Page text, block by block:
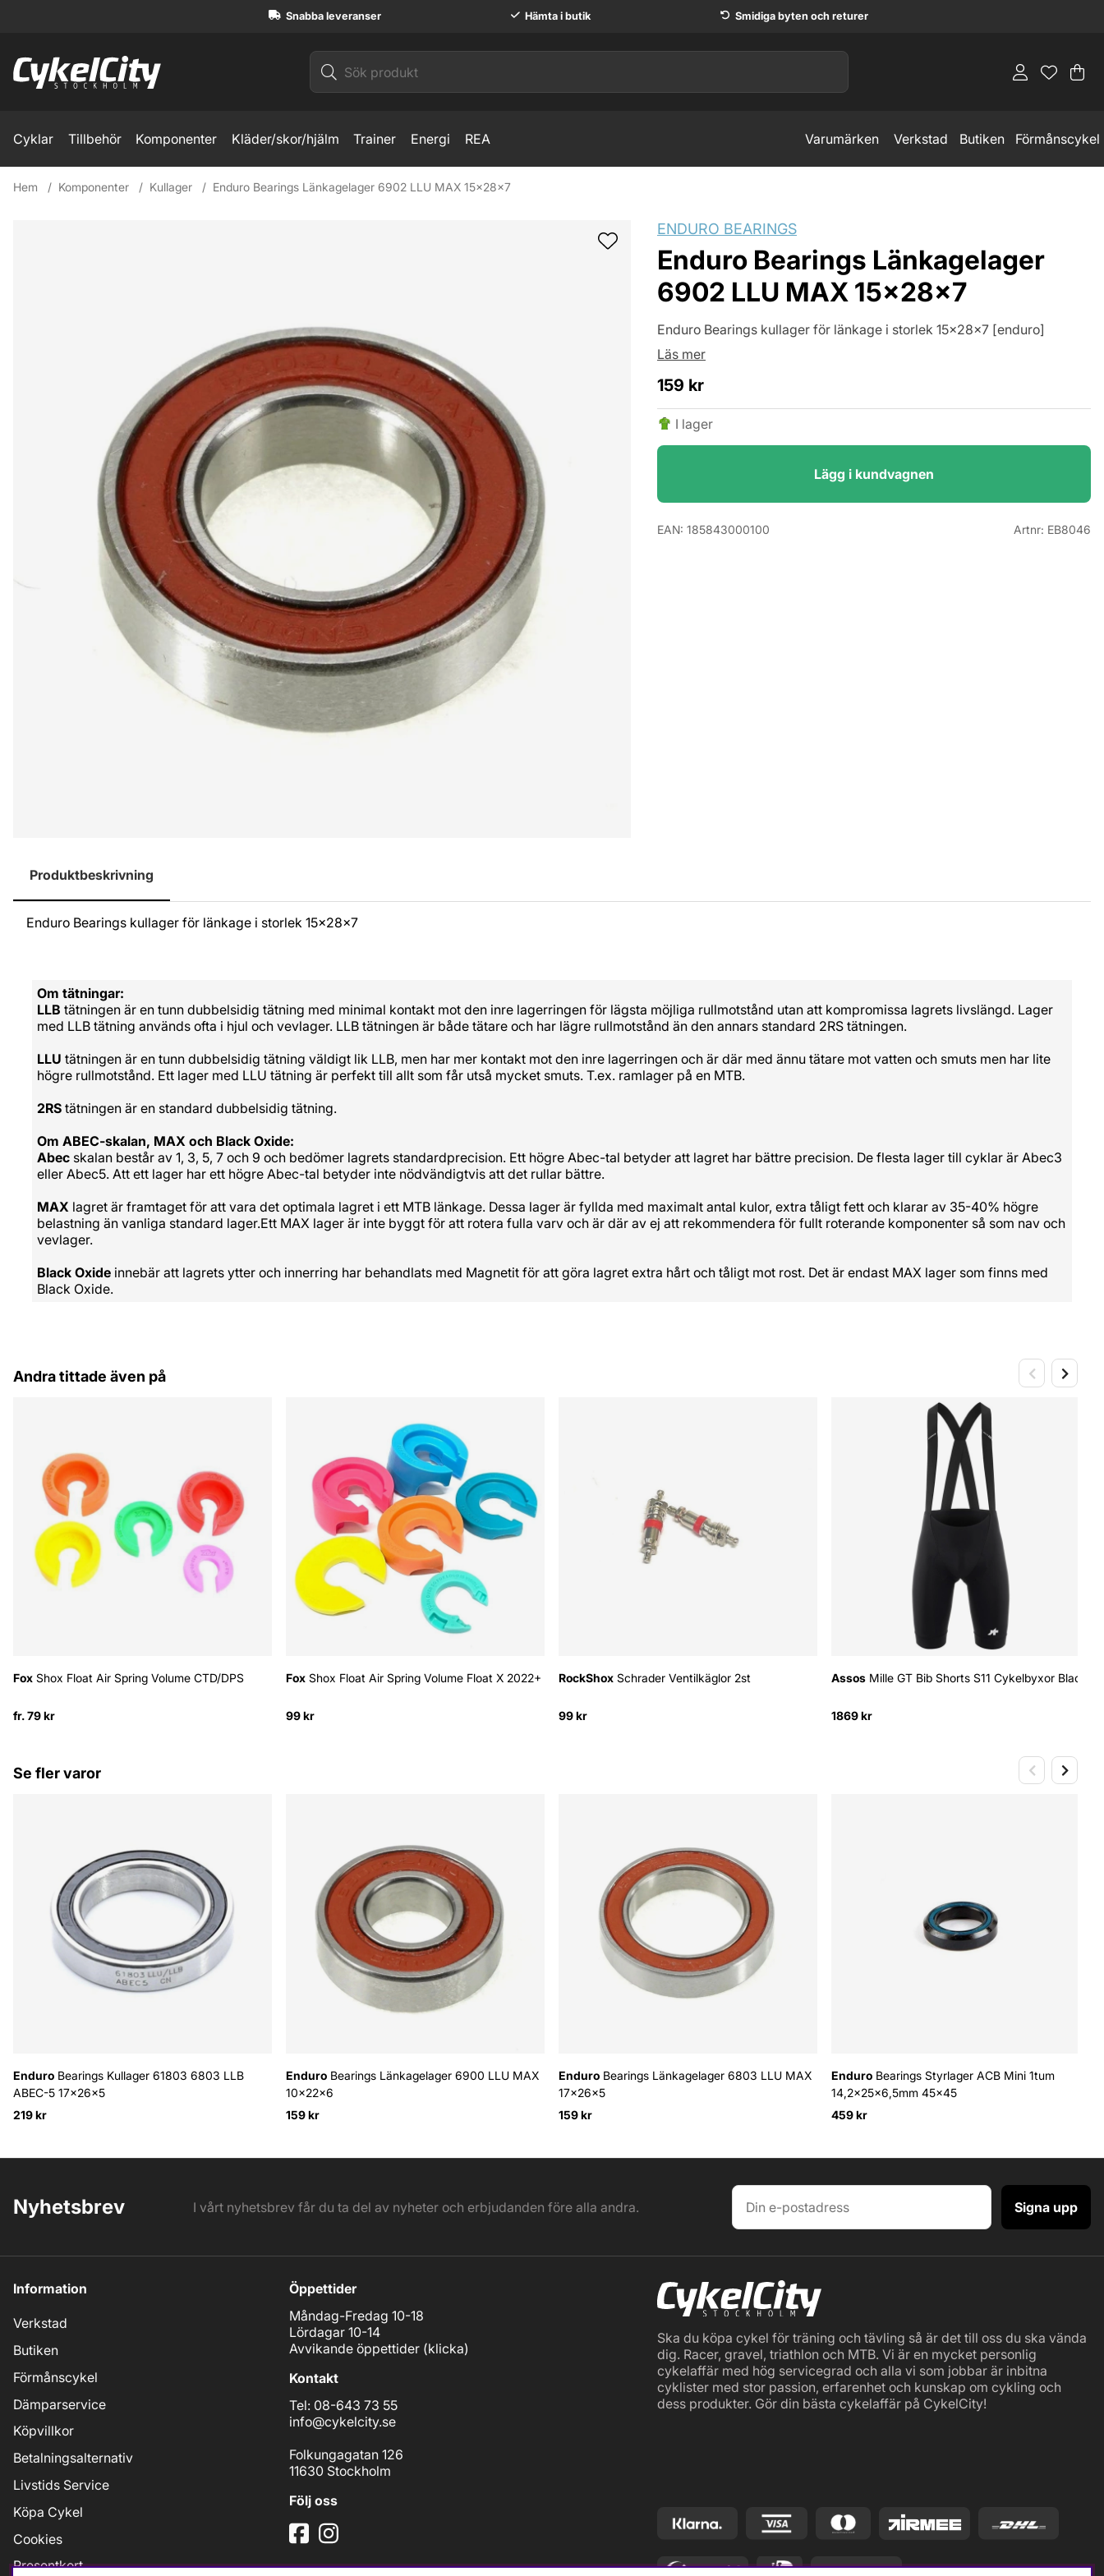
Snabba leveranser Hämta i butik Smidiga byten och returer
.
Cyklar Tillbehör Komponenter Kläder/skor/hjälm Trainer Energi REA Varumärken Verkstad Butiken Förmånscykel
Hem Komponenter Kullager Enduro Bearings Länkagelager 6902 LLU MAX 15x28x7
ENDURO BEARINGS
Enduro Bearings Länkagelager
6902 LLU MAX 15x28x7
Enduro Bearings kullager för länkage i storlek 15x28x7 [enduro]
Läs mer
159 kr
I lager
Lägg i kundvagnen
EAN: 185843000100 Artnr: EB8046
Produktbeskrivning
Enduro Bearings kullager för länkage i storlek 15x28x7
Om tätningar:
LLB tätningen är en tunn dubbelsidig tätning med minimal kontakt mot den inre lagerringen för lägsta möjliga rullmotstånd utan att kompromissa lagrets livslängd. Lager
med LLB tätning används ofta i hjul och vevlager. LLB tätningen är både tätare och har lägre rullmotstånd än den annars standard 2RS tätningen.
LLU tätningen är en tunn dubbelsidig tätning väldigt lik LLB, men har mer kontakt mot den inre lagerringen och är där med ännu tätare mot vatten och smuts men har lite
högre rullmotstånd. Ett lager med LLU tätning är perfekt till allt som får utså mycket smuts. T.ex. ramlager på en MTB.
2RS tätningen är en standard dubbelsidig tätning.
Om ABEC-skalan, MAX och Black Oxide:
Abec skalan består av 1, 3, 5, 7 och 9 och bedömer lagrets standardprecision. Ett högre Abec-tal betyder att lagret har bättre precision. De flesta lager till cyklar är Abec3
eller Abec5. Att ett lager har ett högre Abec-tal betyder inte nödvändigtvis att det rullar bättre.
MAX lagret är framtaget för att vara det optimala lagret i ett MTB länkage. Dessa lager är fyllda med maximalt antal kulor, extra tåligt fett och klarar av 35-40% högre
belastning än vanliga standard lager.Ett MAX lager är inte byggt för att rotera fulla varv och är där av ej att rekommendera för fullt roterande komponenter så som nav och
vevlager.
Black Oxide innebär att lagrets ytter och innerring har behandlats med Magnetit för att göra lagret extra hårt och tåligt mot rost. Det är endast MAX lager som finns med
Black Oxide.
Andra tittade även på
Fox Shox Float Air Spring Volume CTD/DPS
fr. 79 kr
Fox Shox Float Air Spring Volume Float X 2022+
99 kr
RockShox Schrader Ventilkäglor 2st
99 kr
Assos Mille GT Bib Shorts S11 Cykelbyxor Black
1869 kr
Se fler varor
Enduro Bearings Kullager 61803 6803 LLB
ABEC-5 17x26x5
219 kr
Enduro Bearings Länkagelager 6900 LLU MAX
10x22x6
159 kr
Enduro Bearings Länkagelager 6803 LLU MAX
17x26x5
159 kr
Enduro Bearings Styrlager ACB Mini 1tum
14,2x25x6,5mm 45x45
459 kr
Nyhetsbrev I vårt nyhetsbrev får du ta del av nyheter och erbjudanden före alla andra. Signa upp
Information
Verkstad
Butiken
Förmånscykel
Dämparservice
Köpvillkor
Betalningsalternativ
Livstids Service
Köpa Cykel
Cookies
Presentkort
Öppettider
Måndag-Fredag 10-18
Lördagar 10-14
Avvikande öppettider (klicka)
Kontakt
Tel: 08-643 73 55
info@cykelcity.se
Folkungagatan 126
11630 Stockholm
Följ oss
Ska du köpa cykel för träning och tävling så är det till oss du ska vända
dig. Racer, gravel, triathlon och MTB. Vi är en mycket personlig
cykelaffär med hög servicegrad och alla vi som jobbar är inbitna
cyklister med stor passion, erfarenhet och kunskap om cykling och
dess produkter. Gör din bästa cykelaffär på CykelCity!